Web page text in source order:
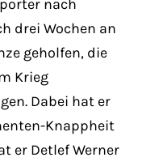
Aenean
et
nascetur
ultricies
nach
drei Wochen an
geholfen, die
Krieg
Dabei hat er
Knappheit
er Detlef Werner